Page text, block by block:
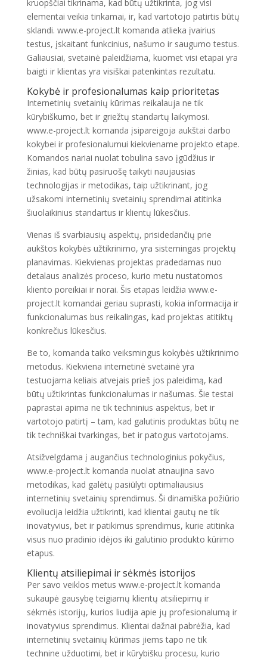
kruopščiai tikrinama, kad būtų užtikrinta, jog visi
elementai veikia tinkamai, ir, kad vartotojo patirtis būtų
sklandi. www.e-project.lt komanda atlieka įvairius
testus, įskaitant funkcinius, našumo ir saugumo testus.
Galiausiai, svetainė paleidžiama, kuomet visi etapai yra
baigti ir klientas yra visiškai patenkintas rezultatu.
Kokybė ir profesionalumas kaip prioritetas
Internetinių svetainių kūrimas reikalauja ne tik
kūrybiškumo, bet ir griežtų standartų laikymosi.
www.e-project.lt komanda įsipareigoja aukštai darbo
kokybei ir profesionalumui kiekviename projekto etape.
Komandos nariai nuolat tobulina savo įgūdžius ir
žinias, kad būtų pasiruošę taikyti naujausias
technologijas ir metodikas, taip užtikrinant, jog
užsakomi internetinių svetainių sprendimai atitinka
šiuolaikinius standartus ir klientų lūkesčius.
Vienas iš svarbiausių aspektų, prisidedančių prie
aukštos kokybės užtikrinimo, yra sistemingas projektų
planavimas. Kiekvienas projektas pradedamas nuo
detalaus analizės proceso, kurio metu nustatomos
kliento poreikiai ir norai. Šis etapas leidžia www.e-
project.lt komandai geriau suprasti, kokia informacija ir
funkcionalumas bus reikalingas, kad projektas atitiktų
konkrečius lūkesčius.
Be to, komanda taiko veiksmingus kokybės užtikrinimo
metodus. Kiekviena internetinė svetainė yra
testuojama keliais atvejais prieš jos paleidimą, kad
būtų užtikrintas funkcionalumas ir našumas. Šie testai
paprastai apima ne tik techninius aspektus, bet ir
vartotojo patirtį – tam, kad galutinis produktas būtų ne
tik techniškai tvarkingas, bet ir patogus vartotojams.
Atsižvelgdama į augančius technologinius pokyčius,
www.e-project.lt komanda nuolat atnaujina savo
metodikas, kad galėtų pasiūlyti optimaliausius
internetinių svetainių sprendimus. Ši dinamiška požiūrio
evoliucija leidžia užtikrinti, kad klientai gautų ne tik
inovatyvius, bet ir patikimus sprendimus, kurie atitinka
visus nuo pradinio idėjos iki galutinio produkto kūrimo
etapus.
Klientų atsiliepimai ir sėkmės istorijos
Per savo veiklos metus www.e-project.lt komanda
sukaupė gausybę teigiamų klientų atsiliepimų ir
sėkmės istorijų, kurios liudija apie jų profesionalumą ir
inovatyvius sprendimus. Klientai dažnai pabrėžia, kad
internetinių svetainių kūrimas jiems tapo ne tik
technine užduotimi, bet ir kūrybišku procesu, kurio